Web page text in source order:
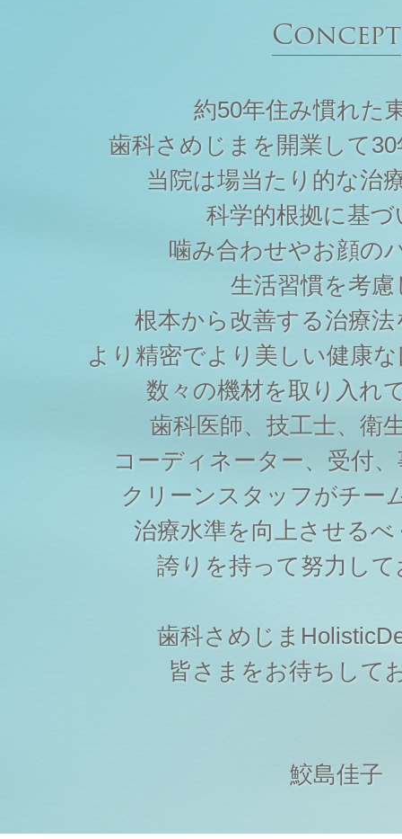
Concept
約50年住み慣れた
歯科さめじまを開業して
当院は場当たり的な治
科学的根拠に基づ
噛み合わせやお顔の
生活習慣を考慮
根本から改善する治療
より精密でより美しい健康
数々の機材を取り入れ
歯科医師、技工士、衛
コーディネーター、受付
クリーンスタッフがチー
治療水準を向上させる
誇りを持って努力し
歯科さめじま
皆さまをお待ちして
鮫島佳子